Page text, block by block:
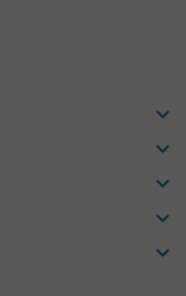
Rozwiń podmenu
Rozwiń podmenu
Rozwiń podmenu
Rozwiń podmenu